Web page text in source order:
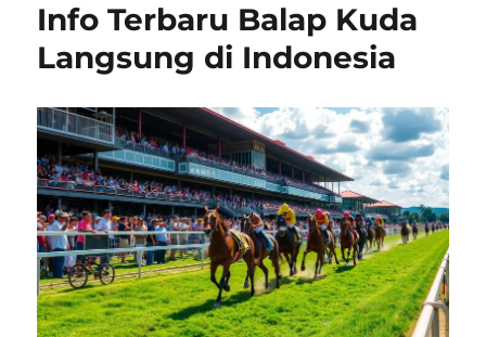
Info Terbaru Balap Kuda
Langsung di Indonesia